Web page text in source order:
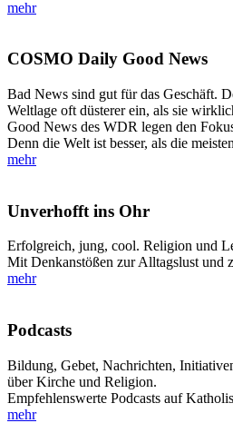
mehr
COSMO Daily Good News
Bad News sind gut für das Geschäft.
Weltlage oft düsterer ein, als sie
Good News des WDR legen den
Denn die Welt ist besser, als die
mehr
Unverhofft ins Ohr
Erfolgreich, jung, cool. Religion und
Mit Denkanstößen zur Alltagslust und
mehr
Podcasts
Bildung, Gebet, Nachrichten,
über Kirche und Religion.
Empfehlenswerte Podcasts auf
mehr